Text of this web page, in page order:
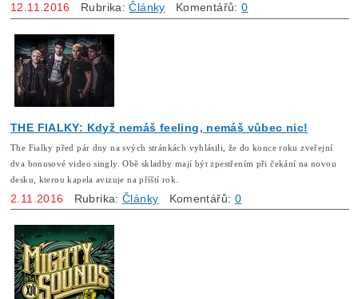
12.11.2016
Rubrika:Články Komentářů:0
THE FIALKY: Když nemáš feeling, nemáš vůbec nic!
The Fialky před pár dny na svých stránkách vyhlásili, že do konce roku zveřejní
dva bonusové video singly. Obě skladby mají být zpestřením při čekání na novou
desku, kterou kapela avizuje na příští rok.
2.11.2016 Rubrika:Články Komentářů: 0